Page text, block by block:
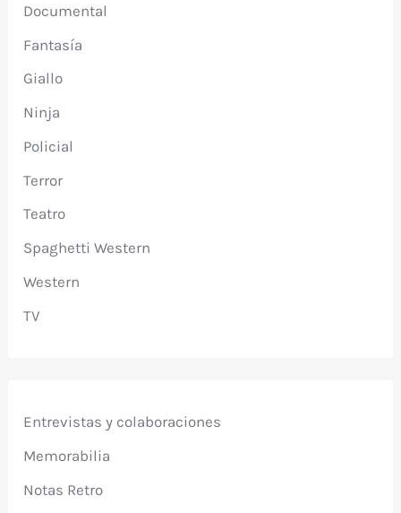
Documental
Fantasía
Giallo
Ninja
Policial
Terror
Teatro
Spaghetti Western
Western
TV
Entrevistas y colaboraciones
Memorabilia
Notas Retro